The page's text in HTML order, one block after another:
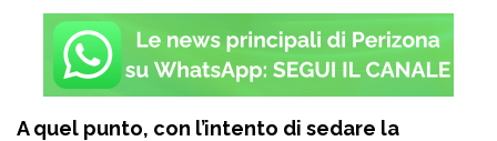
A quel punto, con l’intento di sedare la